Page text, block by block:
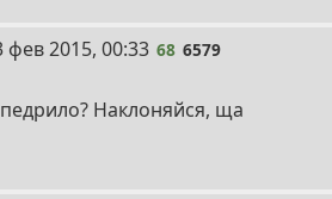
фев 2015, 00:33 68 6579
Наклоняйся, ща